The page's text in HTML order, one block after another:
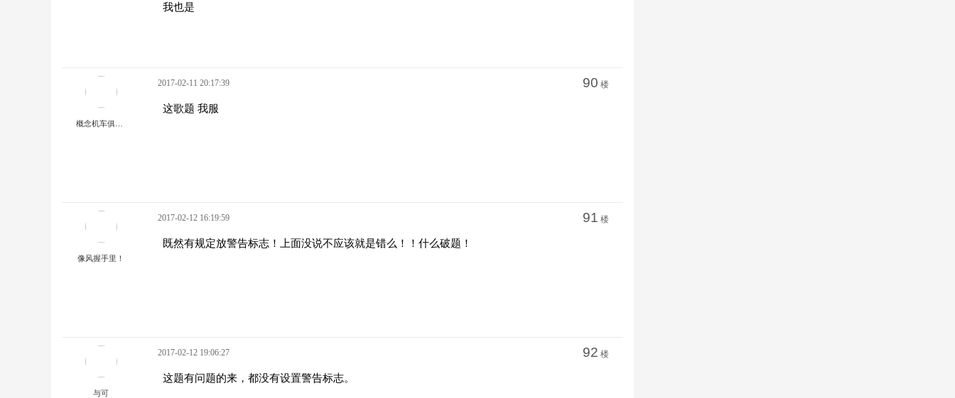
我也是
2017-02-11 20:17:39 90 楼
这歌题 我服
像风握手里！
2017-02-12 16:19:59 91 楼
既然有规定放警告标志！上面没说不应该就是错么！！什么破题！
与可
2017-02-12 19:06:27 92 楼
这题有问题的来，都没有设置警告标志。